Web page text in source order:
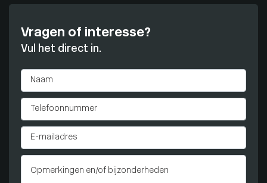
Vragen of interesse?
Vul het direct in.